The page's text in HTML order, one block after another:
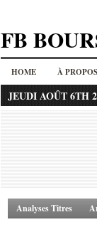
FB
HOME À PROPOS
JEUDI AOÛT 6TH
Analyses Titres